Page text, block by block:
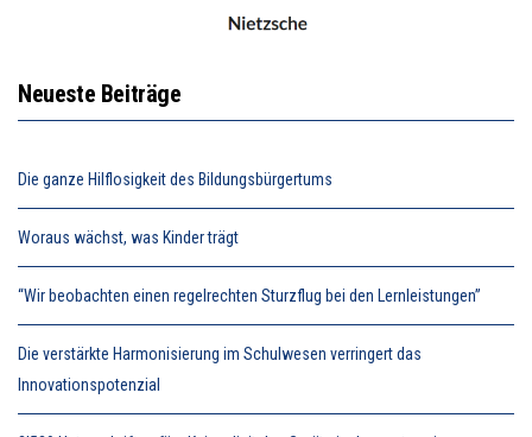
Neueste Beiträge
Die ganze Hilflosigkeit des Bildungsbürgertums
Woraus wächst, was Kinder trägt
“Wir beobachten einen regelrechten Sturzflug bei den Lernleistungen”
Die verstärkte Harmonisierung im Schulwesen verringert das
Innovationspotenzial